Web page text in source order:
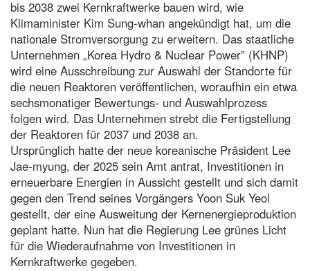
bis 2038 zwei Kernkraftwerke bauen wird, wie
Klimaminister Kim Sung-whan angekündigt hat, um die
nationale Stromversorgung zu erweitern. Das staatliche
Unternehmen „Korea Hydro & Nuclear Power” (KHNP)
wird eine Ausschreibung zur Auswahl der Standorte für
die neuen Reaktoren veröffentlichen, woraufhin ein etwa
sechsmonatiger Bewertungs- und Auswahlprozess
folgen wird. Das Unternehmen strebt die Fertigstellung
der Reaktoren für 2037 und 2038 an.
Ursprünglich hatte der neue koreanische Präsident Lee
Jae-myung, der 2025 sein Amt antrat, Investitionen in
erneuerbare Energien in Aussicht gestellt und sich damit
gegen den Trend seines Vorgängers Yoon Suk Yeol
gestellt, der eine Ausweitung der Kernenergieproduktion
geplant hatte. Nun hat die Regierung Lee grünes Licht
für die Wiederaufnahme von Investitionen in
Kernkraftwerke gegeben.